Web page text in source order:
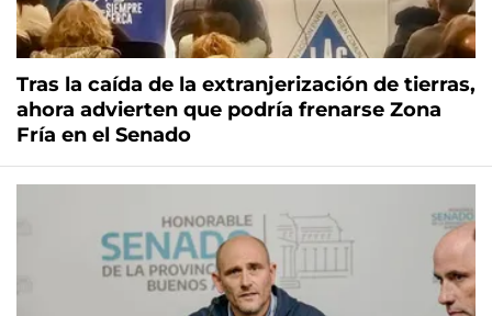
Tras la caída de la extranjerización de tierras,
ahora advierten que podría frenarse Zona
Fría en el Senado